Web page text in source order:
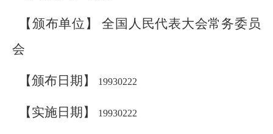
【颁布单位】 全国人民代表大会常务委员
会
【颁布日期】 19930222
【实施日期】 19930222